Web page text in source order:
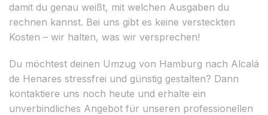
damit du genau weißt, mit welchen Ausgaben du
rechnen kannst. Bei uns gibt es keine versteckten
Kosten – wir halten, was wir versprechen!
Du möchtest deinen Umzug von Hamburg nach Alcalá
de Henares stressfrei und günstig gestalten? Dann
kontaktiere uns noch heute und erhalte ein
unverbindliches Angebot für unseren professionellen